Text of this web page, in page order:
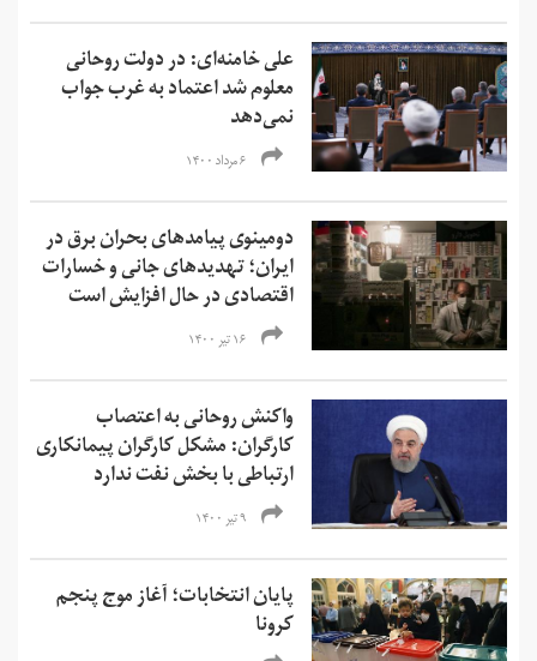
علی خامنه‌ای: در دولت روحانی
معلوم شد اعتماد به غرب جواب
نمی‌دهد
۶ مرداد ۱۴۰۰
دومینوی پیامدهای بحران برق در
ایران؛ تهدیدهای جانی و خسارات
اقتصادی در حال افزایش است
۱۶ تیر ۱۴۰۰
واکنش روحانی به اعتصاب
کارگران: مشکل کارگران پیمانکاری
ارتباطی با بخش نفت ندارد
۹ تیر ۱۴۰۰
پایان انتخابات؛ آغاز موج پنجم
کرونا